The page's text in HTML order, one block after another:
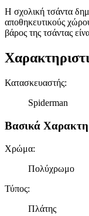
Η σχολική τσάντα
αποθηκευτικούς
βάρος της τσάντας
Κατασκευαστής:
Spiderman
Βασικά
Χρώμα:
Πολύχρωμο
Τύπος:
Πλάτης